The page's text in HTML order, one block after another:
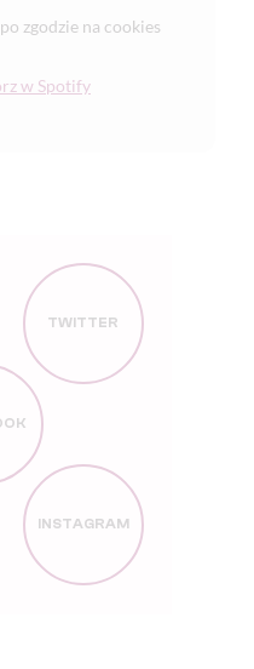
zgodzie na cookies
w Spotify
TWITTER
INSTAGRAM